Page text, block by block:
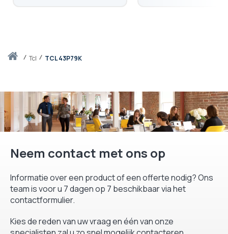
Thuistcl TCL 43P79K
Neem contact met ons op
Informatie over een product of een offerte nodig? Ons
team is voor u 7 dagen op 7 beschikbaar via het
contactformulier.
Kies de reden van uw vraag en één van onze